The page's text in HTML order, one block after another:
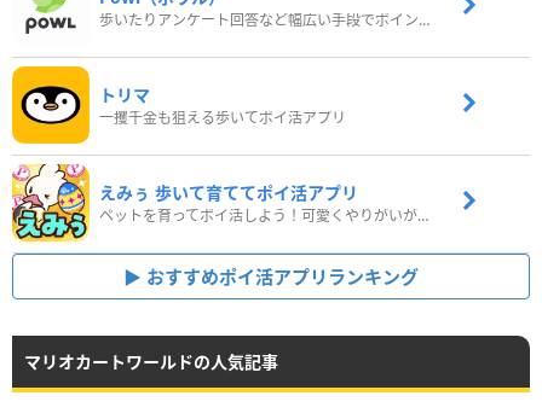
歩いたりアンケート回答など幅広い手段でポイントをゲット
トリマ
一攫千金も狙える歩いてポイ活アプリ
えみぅ 歩いて育ててポイ活アプリ
ペットを育ってポイ活しよう！可愛くやりがいがある新感覚アプリ
おすすめポイ活アプリランキング
マリオカートワールドの人気記事